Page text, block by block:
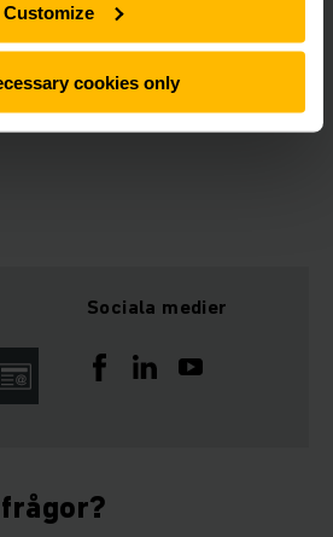
Customize
cookies only
också produkter för mobil
framtagna för användning i
och jordbruksmaskiner.
Sociala medier